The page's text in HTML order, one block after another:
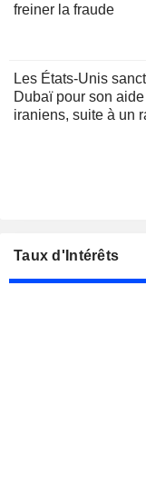
freiner la fraude
Les États-Unis
Dubaï pour son
iraniens, suite à un
Taux d'Intérêts